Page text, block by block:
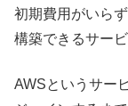
初期費用がいら
構築できるサービ
AWSというサー